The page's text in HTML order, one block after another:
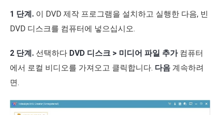
1 단계. 이 DVD 제작 프로그램을 설치하고 실행한 다음, 빈
DVD 디스크를 컴퓨터에 넣으십시오.
2 단계. 선택하다 DVD 디스크 > 미디어 파일 추가컴퓨터
에서 로컬 비디오를 가져오고 클릭합니다. 다음 계속하려
면.